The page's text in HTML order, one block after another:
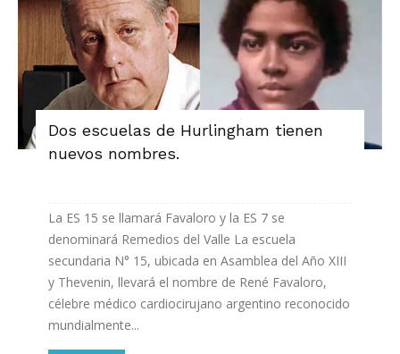
Dos escuelas de Hurlingham tienen
nuevos nombres.
La ES 15 se llamará Favaloro y la ES 7 se
denominará Remedios del Valle La escuela
secundaria N° 15, ubicada en Asamblea del Año XIII
y Thevenin, llevará el nombre de René Favaloro,
célebre médico cardiocirujano argentino reconocido
mundialmente...